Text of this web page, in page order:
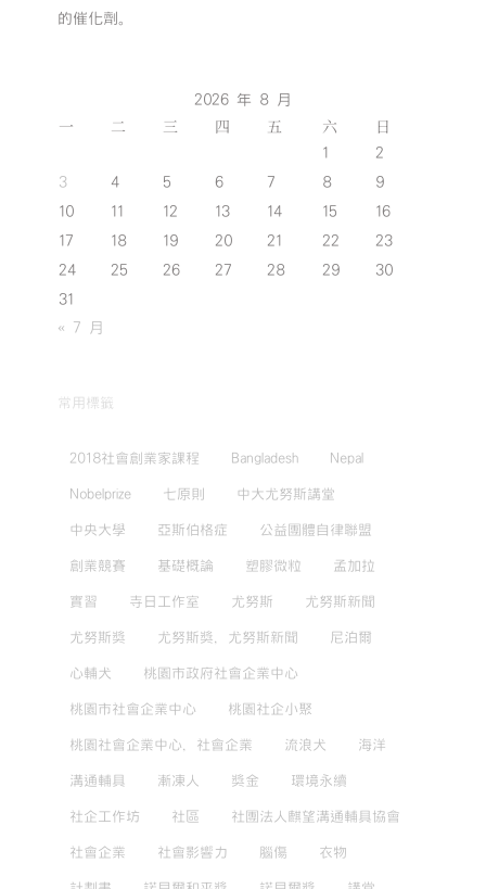
的催化劑。
2026 年 8 月
一 二 三 四 五 六 日
1
2
3
4 5 6 7 8
9
10
11 12 13 14 15
16
17
18 19 20 21 22
23
24
25 26 27 28 29
30
31
« 7 月
常用標籤
2018社會創業家課程 Bangladesh Nepal
Nobelprize 七原則 中大尤努斯講堂
中央大學 亞斯伯格症 公益團體自律聯盟
創業競賽 基礎概論 塑膠微粒 孟加拉
實習 寺日工作室 尤努斯 尤努斯新聞
尤努斯獎 尤努斯獎，尤努斯新聞 尼泊爾
心輔犬 桃園市政府社會企業中心
桃園市社會企業中心 桃園社企小聚
桃園社會企業中心，社會企業 流浪犬 海洋
溝通輔具 漸凍人 獎金 環境永續
社企工作坊 社區 社團法人麒望溝通輔具協會
社會企業 社會影響力 腦傷 衣物